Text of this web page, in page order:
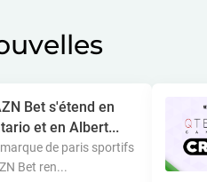
Bet s'étend en
et en Albert...
de paris sportifs
Bet ren...